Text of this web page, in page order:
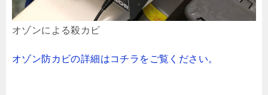
オゾンによる殺カビ
オゾン防カビの詳細はコチラをご覧ください。